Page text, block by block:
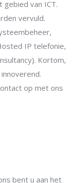
gebied van ICT.
vervuld.
IP telefonie,
Kortom,
op met ons
bent u aan het